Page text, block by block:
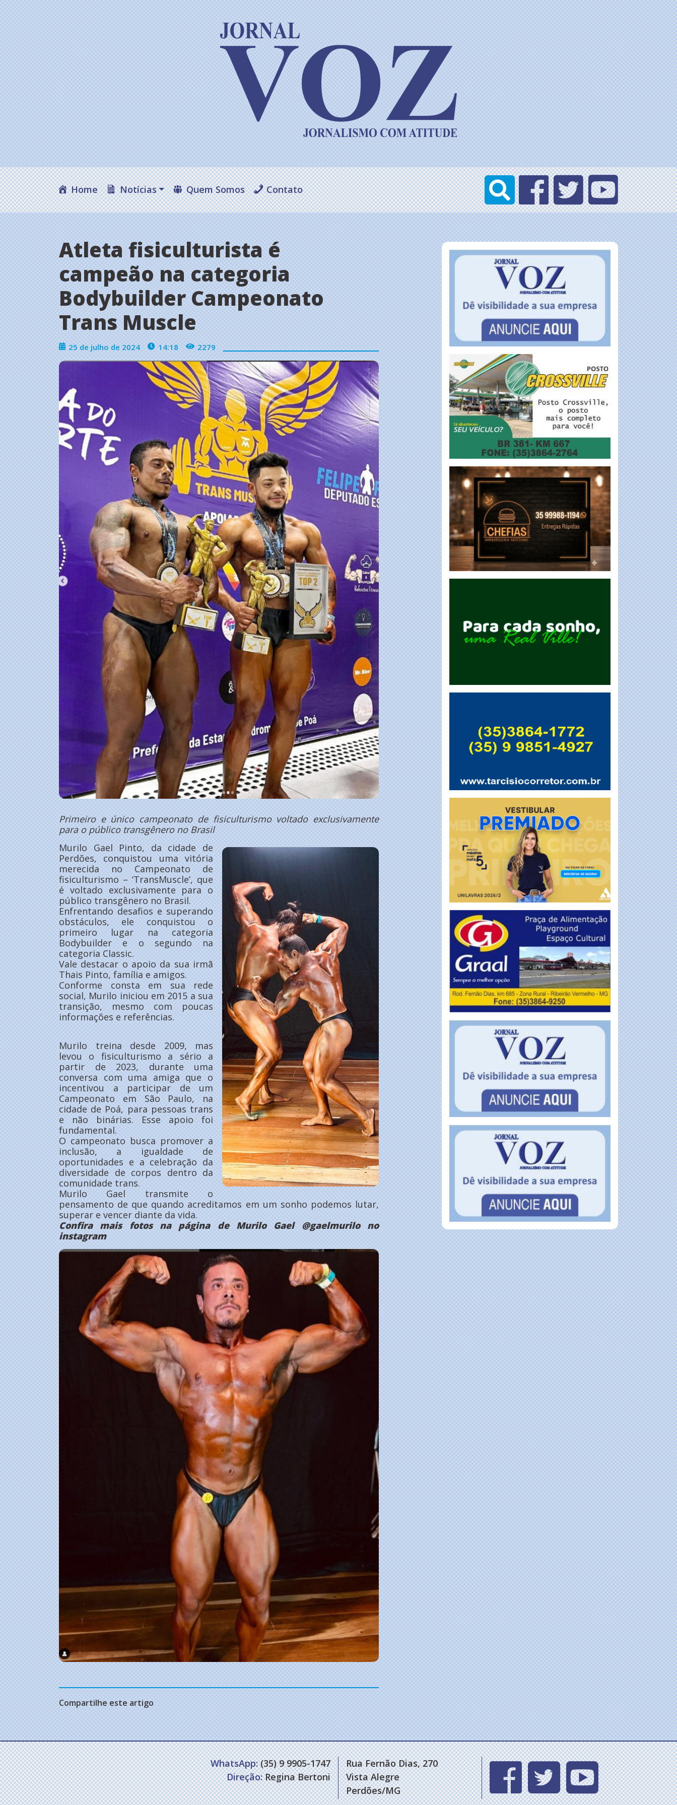
Home Notícias Quem Somos Contato
Atleta fisiculturista é
campeão na categoria
Bodybuilder Campeonato
Trans Muscle
25 de julho de 2024 14:18 2279
Primeiro e único campeonato de fisiculturismo voltado exclusivamente
para o público transgênero no Brasil
Murilo Gael Pinto, da cidade de
Perdões, conquistou uma vitória
merecida no Campeonato de
fisiculturismo – ‘TransMuscle’, que
é voltado exclusivamente para o
público transgênero no Brasil.
Enfrentando desafios e superando
obstáculos, ele conquistou o
primeiro lugar na categoria
Bodybuilder e o segundo na
categoria Classic.
Vale destacar o apoio da sua irmã
Thais Pinto, família e amigos.
Conforme consta em sua rede
social, Murilo iniciou em 2015 a sua
transição, mesmo com poucas
informações e referências.
Murilo treina desde 2009, mas
levou o fisiculturismo a sério a
partir de 2023, durante uma
conversa com uma amiga que o
incentivou a participar de um
Campeonato em São Paulo, na
cidade de Poá, para pessoas trans
e não binárias. Esse apoio foi
fundamental.
O campeonato busca promover a
inclusão, a igualdade de
oportunidades e a celebração da
diversidade de corpos dentro da
comunidade trans.
Murilo Gael transmite o
pensamento de que quando acreditamos em um sonho podemos lutar,
superar e vencer diante da vida.
Confira mais fotos na página de Murilo Gael @gaelmurilo no
instagram
Compartilhe este artigo
WhatsApp:(35) 9 9905-1747
Direção:Regina Bertoni
Rua Fernão Dias, 270
Vista Alegre
Perdões/MG